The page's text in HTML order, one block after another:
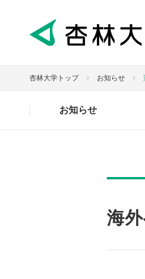
杏林大学トップ お知らせ
お知らせ
海